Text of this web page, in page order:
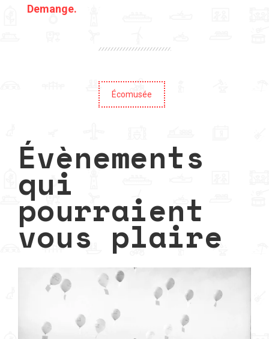
Demange.
Écomusée
Évènements
qui
pourraient
vous plaire